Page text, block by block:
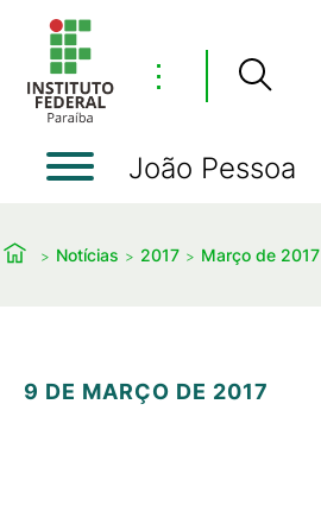
⋮
João Pessoa
Notícias 2017 Março de 2017
9 DE MARÇO DE 2017